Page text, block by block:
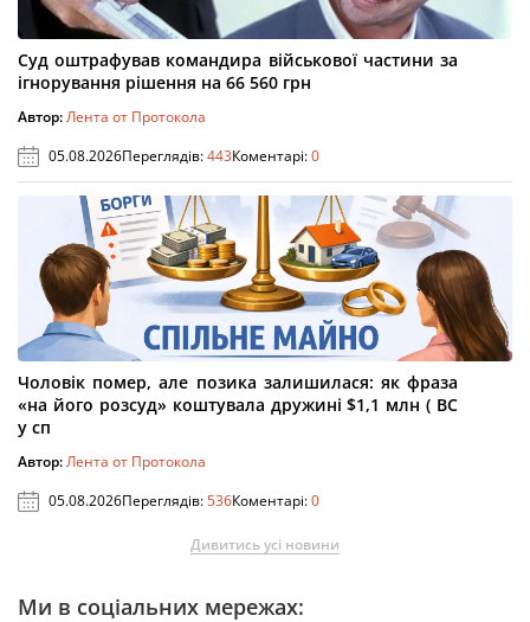
Суд оштрафував командира військової частини за
ігнорування рішення на 66 560 грн
Автор:Лента от Протокола
05.08.2026Переглядів:443Коментарі:0
Чоловік помер, але позика залишилася: як фраза
«на його розсуд» коштувала дружині $1,1 млн ( ВС
у сп
Автор:Лента от Протокола
05.08.2026Переглядів:536Коментарі:0
Дивитись усі новини
Ми в соціальних мережах: